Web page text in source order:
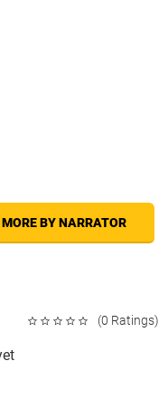
MORE BY NARRATOR
(0 Ratings)